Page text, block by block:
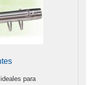
para